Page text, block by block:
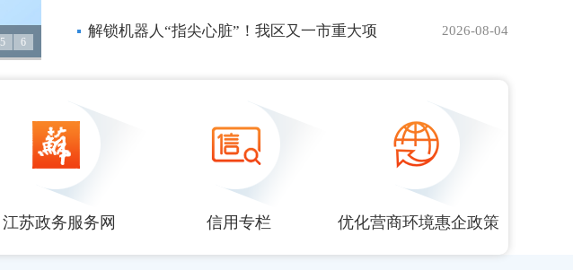
5 6
解锁机器人“指尖心脏”！我区又一市重大项 2026-08-04
江苏政务服务网 信用专栏 优化营商环境惠企政策